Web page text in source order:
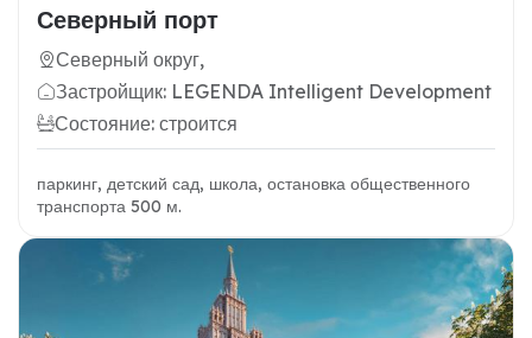
Северный порт
Северный округ,
Застройщик: LEGENDA Intelligent Development
Состояние: строится
паркинг, детский сад, школа, остановка общественного
транспорта 500 м.